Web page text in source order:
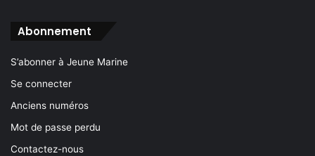
Abonnement
S’abonner à Jeune Marine
Se connecter
Anciens numéros
Mot de passe perdu
Contactez-nous